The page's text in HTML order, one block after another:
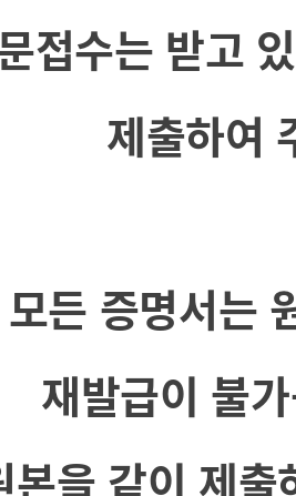
접수는 받고
제출하여
든 증명서는
재발급이 불
본을 같이 제